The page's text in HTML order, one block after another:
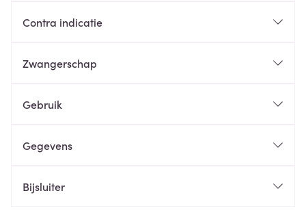
Contra indicatie
Zwangerschap
Gebruik
Gegevens
Bijsluiter